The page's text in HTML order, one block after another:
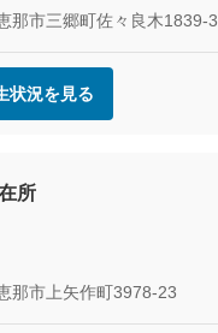
那市三郷町佐々良木1839-3
状況を見る
所
那市上矢作町3978-23